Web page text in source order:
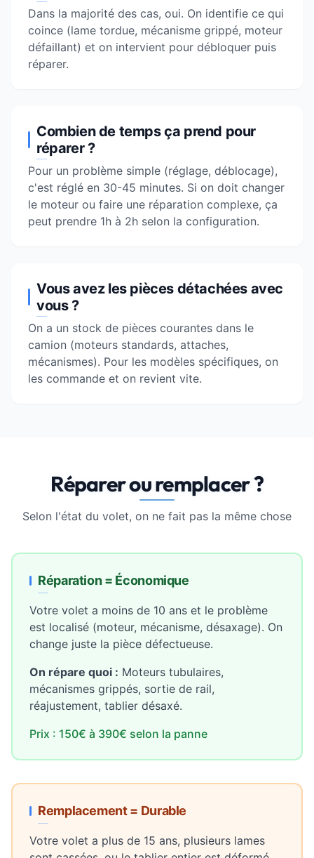
Dans la majorité des cas, oui. On identifie ce qui
coince (lame tordue, mécanisme grippé, moteur
défaillant) et on intervient pour débloquer puis
réparer.
Combien de temps ça prend pour
réparer ?
Pour un problème simple (réglage, déblocage),
c'est réglé en 30-45 minutes. Si on doit changer
le moteur ou faire une réparation complexe, ça
peut prendre 1h à 2h selon la configuration.
Vous avez les pièces détachées avec
vous ?
On a un stock de pièces courantes dans le
camion (moteurs standards, attaches,
mécanismes). Pour les modèles spécifiques, on
les commande et on revient vite.
Réparer ou remplacer ?
Selon l'état du volet, on ne fait pas la même chose
Réparation = Économique
Votre volet a moins de 10 ans et le problème
est localisé (moteur, mécanisme, désaxage). On
change juste la pièce défectueuse.
On répare quoi : Moteurs tubulaires,
mécanismes grippés, sortie de rail,
réajustement, tablier désaxé.
Prix : 150€ à 390€ selon la panne
Remplacement = Durable
Votre volet a plus de 15 ans, plusieurs lames